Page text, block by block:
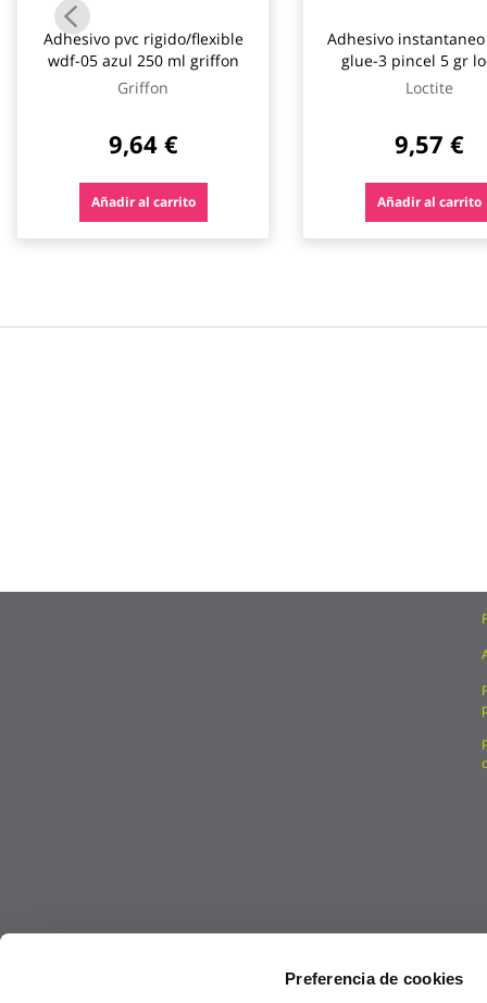
Preferencia de cookies
Adhesivo pvc rigido/flexible
wdf-05 azul 250 ml griffon
Griffon
9,64 €
Añadir al carrito
Adhesivo
glue-3 pincel 5 gr
Loctite
9,57 €
Añadir al carrito